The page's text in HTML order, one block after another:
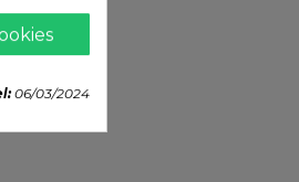
06/03/2024